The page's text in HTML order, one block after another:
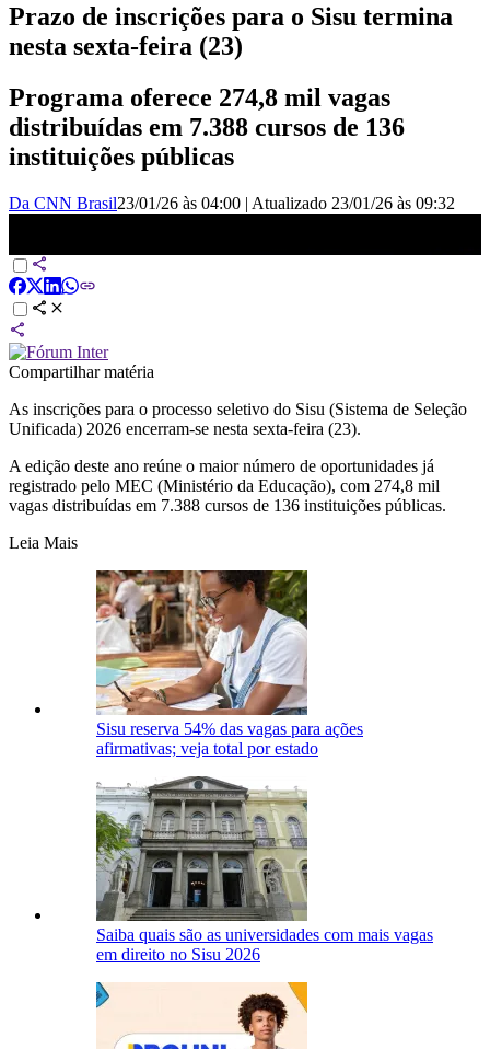
Prazo de inscrições para o Sisu termina
nesta sexta-feira (23)
Programa oferece 274,8 mil vagas
distribuídas em 7.388 cursos de 136
instituições públicas
Da CNN Brasil23/01/26 às 04:00 | Atualizado 23/01/26 às 09:32
Compartilhar matéria
As inscrições para o processo seletivo do Sisu (Sistema de Seleção
Unificada) 2026 encerram-se nesta sexta-feira (23).
A edição deste ano reúne o maior número de oportunidades já
registrado pelo MEC (Ministério da Educação), com 274,8 mil
vagas distribuídas em 7.388 cursos de 136 instituições públicas.
Leia Mais
Sisu reserva 54% das vagas para ações
afirmativas; veja total por estado
Saiba quais são as universidades com mais vagas
em direito no Sisu 2026